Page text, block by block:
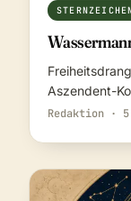
Aszendent-
Redaktion ·